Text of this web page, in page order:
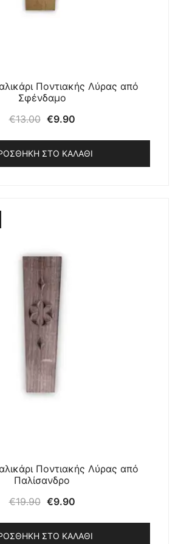
Ποντιακής Λύρας από
Σφένδαμο
€13.00 Original
was:
€13.00.
€9.90Η
τιμή
είναι:
ΣΤΟ ΚΑΛΆΘΙ
Ποντιακής Λύρας από
Παλίσανδρο
€19.90 Original
was:
€9.90Η
τιμή
ΣΤΟ ΚΑΛΆΘΙ